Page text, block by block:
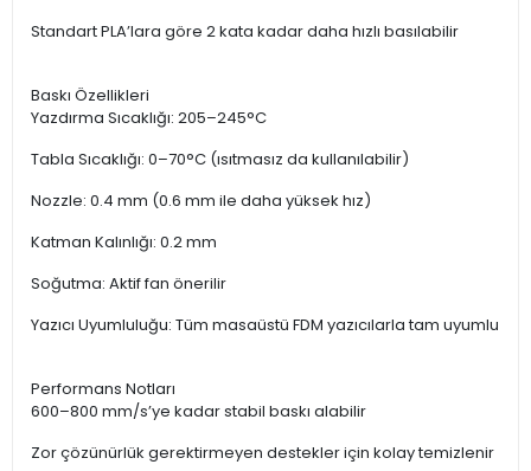
Standart PLA’lara göre 2 kata kadar daha hızlı basılabilir
Baskı Özellikleri
Yazdırma Sıcaklığı: 205–245°C
Tabla Sıcaklığı: 0–70°C (ısıtmasız da kullanılabilir)
Nozzle: 0.4 mm (0.6 mm ile daha yüksek hız)
Katman Kalınlığı: 0.2 mm
Soğutma: Aktif fan önerilir
Yazıcı Uyumluluğu: Tüm masaüstü FDM yazıcılarla tam uyumlu
Performans Notları
600–800 mm/s’ye kadar stabil baskı alabilir
Zor çözünürlük gerektirmeyen destekler için kolay temizlenir